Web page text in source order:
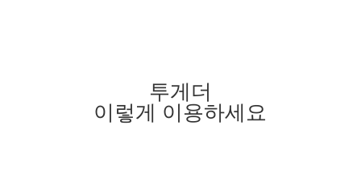
투게더
이렇게 이용하세요